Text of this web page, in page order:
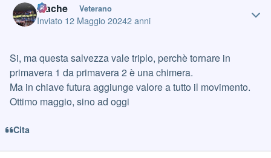
mache Veterano
Inviato 12 Maggio 20242 anni
Si, ma questa salvezza vale triplo, perchè tornare in
primavera 1 da primavera 2 è una chimera.
Ma in chiave futura aggiunge valore a tutto il movimento.
Ottimo maggio, sino ad oggi
Cita